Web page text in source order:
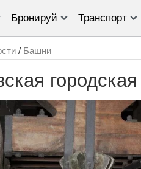
Бронируй Транспорт
/ Башни